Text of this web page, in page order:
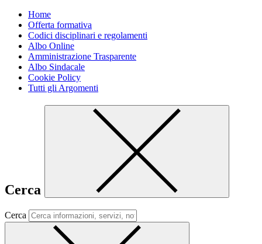
Home
Offerta formativa
Codici disciplinari e regolamenti
Albo Online
Amministrazione Trasparente
Albo Sindacale
Cookie Policy
Tutti gli Argomenti
Cerca
Cerca